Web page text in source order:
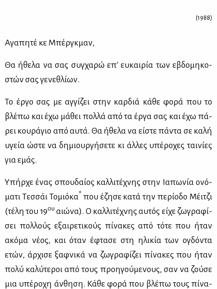
(1988)
Αγα­πη­τέ κε Μπέρ­γκ­μαν,
Θα ήθε­λα να σας συγ­χα­ρώ επ' ευ­και­ρία των εβδο­μη­κο­
στών σας γε­νε­θλί­ων.
Το έρ­γο σας με αγ­γί­ζει στην καρ­διά κά­θε φο­ρά που το
βλέ­πω και έχω μά­θει πολ­λά από τα έρ­γα σας και έχω πά­
ρει κου­ρά­γιο από αυ­τά. Θα ήθε­λα να εί­στε πά­ντα σε κα­λή
υγεία ώστε να δη­μιουρ­γή­σε­τε κι άλ­λες υπέ­ρο­χες ται­νί­ες
για εμάς.
Υπήρ­χε ένας σπου­δαί­ος καλ­λι­τέ­χνης στην Ια­πω­νία ονό­
μα­τι Τεσ­σάι Το­μιό­κα* που έζη­σε κα­τά την πε­ρί­ο­δο Μέι­τζι
(τέ­λη του 19ου αιώ­να). Ο καλ­λι­τέ­χνης αυ­τός εί­χε ζω­γρα­φί­
σει πολ­λούς εξαι­ρε­τι­κούς πί­να­κες από τό­τε που ήταν
ακό­μα νέ­ος, και όταν έφτα­σε στη ηλι­κία των ογδό­ντα
ετών, άρ­χι­σε ξαφ­νι­κά να ζω­γρα­φί­ζει πί­να­κες που ήταν
πο­λύ κα­λύ­τε­ροι από τους προη­γού­με­νους, σαν να ζού­σε
μια υπέ­ρο­χη άν­θη­ση. Κά­θε φο­ρά που βλέ­πω τους πί­να­